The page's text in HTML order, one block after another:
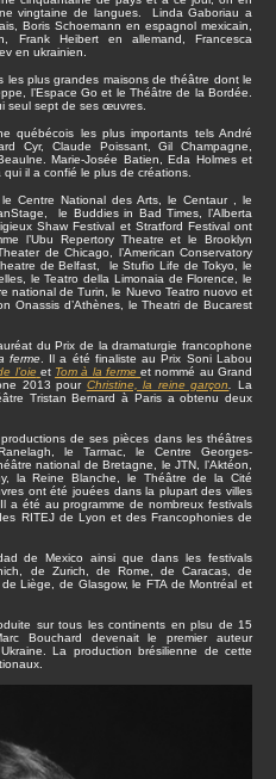
vingtaine de langues. Linda Gaboriau a
Boris Schoemann en espagnol mexicain,
Frank Heibert en allemand, Francesca
en ukrainien.
plus grandes maisons de théâtre dont le
l’Espace Go et le Théâtre de la Bordée.
seul sept de ses œuvres.
québécois les plus importants tels André
Cyr, Claude Poissant, Gil Champagne,
Marie-Josée Batien, Eda Holmes et
il a confié le plus de créations.
Centre National des Arts, le Centaur , le
le Buddies in Bad Times, l’Alberta
Shaw Festival et Stratford Festival ont
l’Ubu Repertory Theatre et le Brooklyn
de Chicago, l’American Conservatory
de Belfast, le Stufio Life de Tokyo, le
le Teatro della Limonaia de Florence, le
national de Turin, le Nuevo Teatro nuovo et
Onassis d’Athènes, le Theatri de Bucarest
du Prix de la dramaturgie francophone
ferme. Il a été finaliste au Prix Soni Labou
l’oie et Tom à la ferme et nommé au Grand
2013 pour Christine, la reine garçon .La
Tristan Bernard à Paris a obtenu deux
de ses pièces dans les théâtres
le Tarmac, le Centre Georges-
national de Bretagne, le JTN, l’Aktéon,
la Reine Blanche, le Théâtre de la Cité
ont été jouées dans la plupart des villes
a été au programme de nombreux festivals
RITEJ de Lyon et des Francophonies de
de Mexico ainsi que dans les festivals
de Zurich, de Rome, de Caracas, de
Liège, de Glasgow, le FTA de Montréal et
sur tous les continents en plsu de 15
Bouchard devenait le premier auteur
La production brésilienne de cette